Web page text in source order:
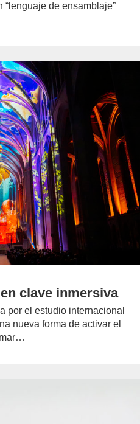
“lenguaje de ensamblaje”
clave inmersiva
por el estudio internacional
nueva forma de activar el